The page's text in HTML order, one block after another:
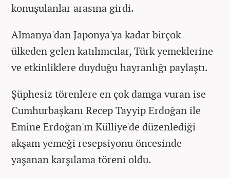
konuşulanlar arasına girdi.
Almanya'dan Japonya'ya kadar birçok
ülkeden gelen katılımcılar, Türk yemeklerine
ve etkinliklere duyduğu hayranlığı paylaştı.
Şüphesiz törenlere en çok damga vuran ise
Cumhurbaşkanı Recep Tayyip Erdoğan ile
Emine Erdoğan'ın Külliye'de düzenlediği
akşam yemeği resepsiyonu öncesinde
yaşanan karşılama töreni oldu.